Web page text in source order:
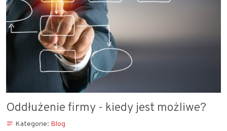
Oddłużenie firmy - kiedy jest możliwe?
Kategorie: Blog